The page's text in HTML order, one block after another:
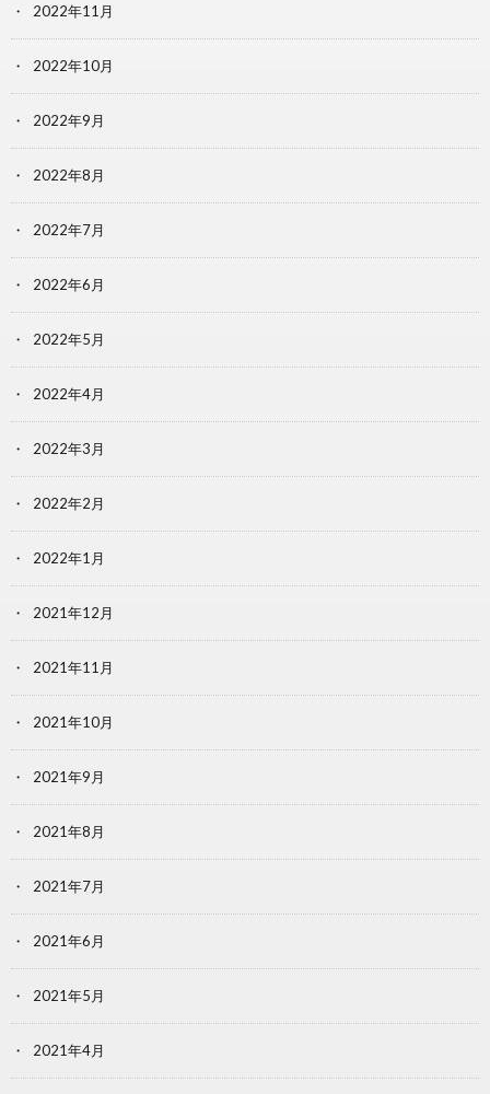
2022年11月
2022年10月
2022年9月
2022年8月
2022年7月
2022年6月
2022年5月
2022年4月
2022年3月
2022年2月
2022年1月
2021年12月
2021年11月
2021年10月
2021年9月
2021年8月
2021年7月
2021年6月
2021年5月
2021年4月